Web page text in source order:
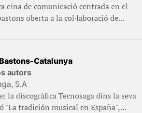
eina de comunicació centrada en el
oberta a la col·laboració de...
Catalunya
autors
S.A
la discogràfica Tecnosaga dins la seva
"La tradición musical en España",...